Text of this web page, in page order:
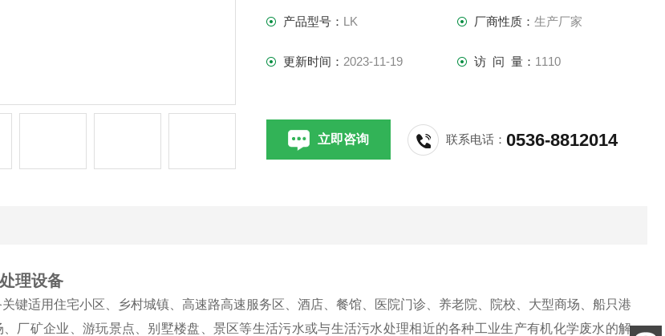
产品型号： LK 厂商性质： 生产厂家
更新时间： 2023-11-19 访 问 量： 1110
立即咨询 联系电话：0536-8812014
理设备
键适用住宅小区、乡村城镇、高速路高速服务区、酒店、餐馆、医院门诊、养老院、院校、大型商场、船只港
、厂矿企业、游玩景点、别墅楼盘、景区等生活污水或与生活污水处理相近的各种工业生产有机化学废水的解